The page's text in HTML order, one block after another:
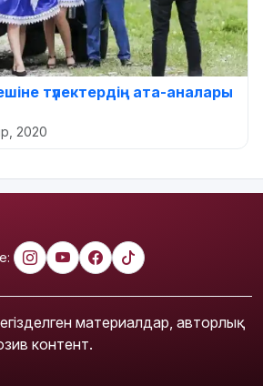
түлектердің ата-аналары
2020
материалдар, авторлық
контент.